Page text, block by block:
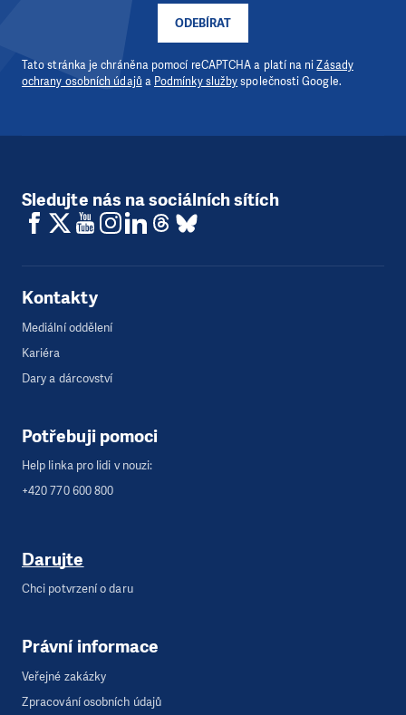
ODEBÍRAT
Tato stránka je chráněna pomocí reCAPTCHA a platí na niZásady
ochrany osobních údajů a Podmínky službyspolečnosti Google.
Sledujte nás na sociálních sítích
Kontakty
Mediální oddělení
Kariéra
Dary a dárcovství
Potřebuji pomoci
Help linka pro lidi v nouzi:
+420 770 600 800
Darujte
Chci potvrzení o daru
Právní informace
Veřejné zakázky
Zpracování osobních údajů